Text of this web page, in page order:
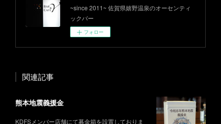
~since 2011~ 佐賀県嬉野温泉のオーセンティ
ックバー
フォロー
関連記事
熊本地震義援金
KDFSメンバー店舗にて募金箱を設置しておりま